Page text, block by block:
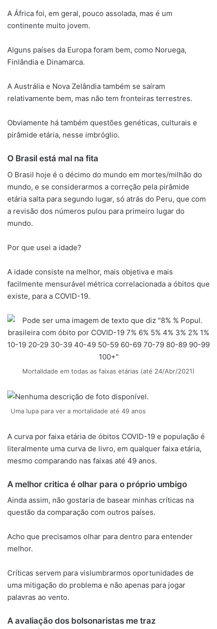
A África foi, em geral, pouco assolada, mas é um
continente muito jovem.
Alguns países da Europa foram bem, como Noruega,
Finlândia e Dinamarca.
A Austrália e Nova Zelândia também se saíram
relativamente bem, mas não tem fronteiras terrestres.
Obviamente há também questões genéticas, culturais e
pirâmide etária, nesse imbróglio.
O Brasil está mal na fita
O Brasil hoje é o décimo do mundo em mortes/milhão do
mundo, e se considerarmos a correção pela pirâmide
etária salta para segundo lugar, só atrás do Peru, que com
a revisão dos números pulou para primeiro lugar do
mundo.
Por que usei a idade?
A idade consiste na melhor, mais objetiva e mais
facilmente mensurável métrica correlacionada a óbitos que
existe, para a COVID-19.
Mortalidade em todas as faixas etárias (até 24/Abr/2021)
Uma lupa para ver a mortalidade até 49 anos
A curva por faixa etária de óbitos COVID-19 e população é
literalmente uma curva de livro, em qualquer faixa etária,
mesmo comparando nas faixas até 49 anos.
A melhor critica é olhar para o próprio umbigo
Ainda assim, não gostaria de basear minhas críticas na
questão da comparação com outros países.
Acho que precisamos olhar para dentro para entender
melhor.
Críticas servem para vislumbrarmos oportunidades de
uma mitigação do problema e não apenas para jogar
palavras ao vento.
A avaliação dos bolsonaristas me traz